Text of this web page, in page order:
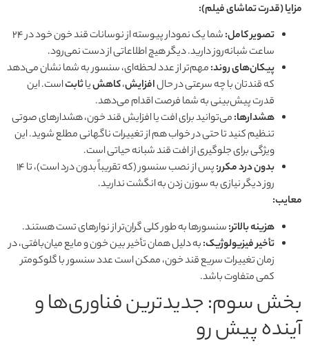
مزایا (قدرت تماشای فیلم):
تصویر کامل:
شما یک نمودار پیوسته از نوسانات قند خون خود در ۲۴
ساعت شبانه‌روز دارید. دیگر هیچ اطلاعاتی از دست نمی‌رود.
پیکان‌های روند:مهم‌تر از عدد لحظه‌ای، سنسور به شما نشان می‌دهد
که قندتان با چه سرعتی در حالافزایش،کاهشیاثابتاست. این
قدرت پیش‌بینی به شما فرصت اقدام می‌دهد.
هشدارها:می‌توانید برای افت یا افزایش قند خون، هشدارهای صوتی
تنظیم کنید تا حتی در خواب هم از تغییرات ناگهانی مطلع شوید. این
ویژگی برای جلوگیری از افت قند شبانه حیاتی است.
بدون درد مکرر:
پس از نصب سنسور (که تقریباً بدون درد است)، تا ۱۴
روز دیگر نیازی به سوزن زدن به انگشت ندارید.
معایب:
هزینه بالاتر:سنسورها به طور کلی گران‌تر از نوارهای تست هستند.
تأخیر فیزیولوژیک:به دلیل همان تأخیر بین خون و مایع میان‌بافتی، در
زمان تغییرات سریع قند خون، ممکن است عدد سنسور با گلوکومتر
کمی متفاوت باشد.
بخش سوم: جدیدترین فناوری‌ها و
آینده پیش رو